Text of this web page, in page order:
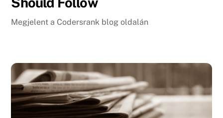
Megjelent a Codersrank blog oldalán